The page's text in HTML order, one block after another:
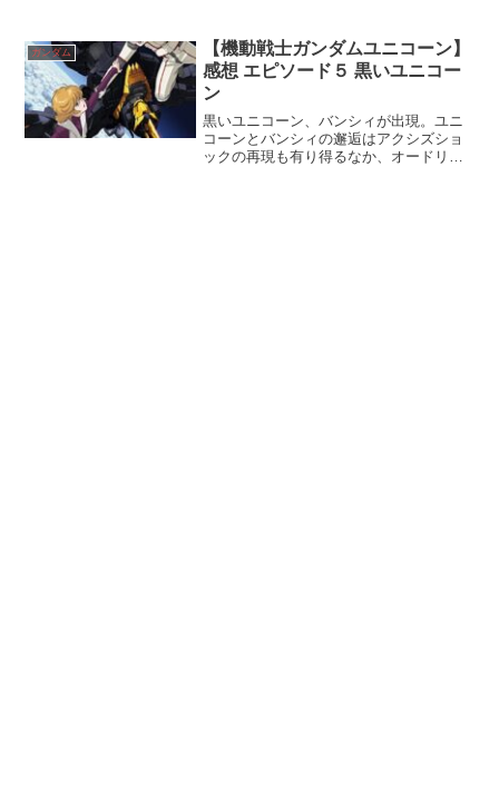
ガンダム
【機動戦士ガンダムユニコーン】
感想 エピソード５ 黒いユニコー
ン
黒いユニコーン、バンシィが出現。ユニ
コーンとバンシィの邂逅はアクシズショ
ックの再現も有り得るなか、オードリー